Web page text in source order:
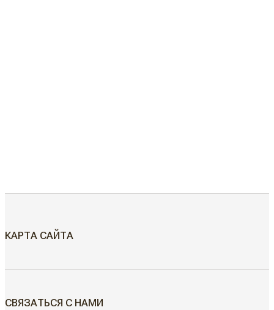
КАРТА САЙТА
СВЯЗАТЬСЯ С НАМИ